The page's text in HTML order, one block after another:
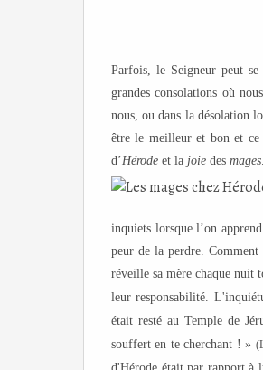
Parfois, le Seigneur peut
grandes consolations où
nous, ou dans la désolation
être le meilleur et bon et ce
d’Hérode et la joie des mages.
inquiets lorsque l’on
peur de la perdre.
réveille sa mère chaque nuit
leur responsabilité.
était resté au Temple de
souffert en te cherchant ! »